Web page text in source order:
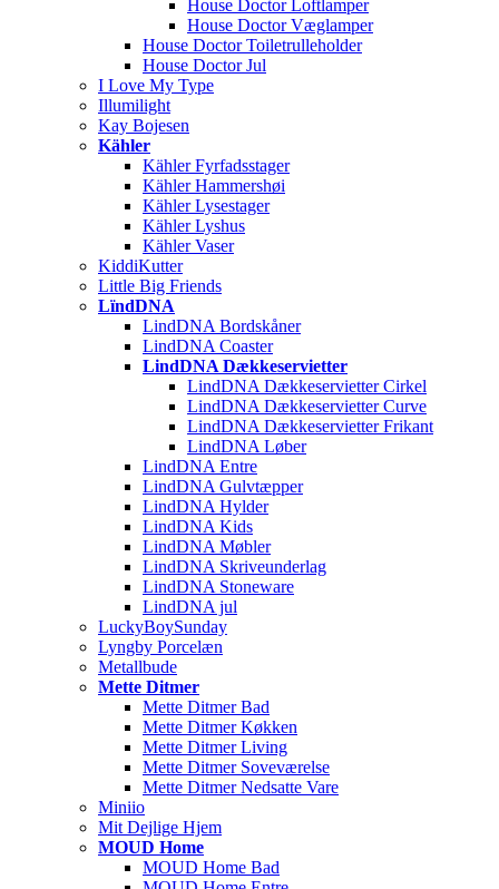
House Doctor Loftlamper
House Doctor Væglamper
House Doctor Toiletrulleholder
House Doctor Jul
I Love My Type
Illumilight
Kay Bojesen
Kähler
Kähler Fyrfadsstager
Kähler Hammershøi
Kähler Lysestager
Kähler Lyshus
Kähler Vaser
KiddiKutter
Little Big Friends
LïndDNA
LindDNA Bordskåner
LindDNA Coaster
LindDNA Dækkeservietter
LindDNA Dækkeservietter Cirkel
LindDNA Dækkeservietter Curve
LindDNA Dækkeservietter Frikant
LindDNA Løber
LindDNA Entre
LindDNA Gulvtæpper
LindDNA Hylder
LindDNA Kids
LindDNA Møbler
LindDNA Skriveunderlag
LindDNA Stoneware
LindDNA jul
LuckyBoySunday
Lyngby Porcelæn
Metallbude
Mette Ditmer
Mette Ditmer Bad
Mette Ditmer Køkken
Mette Ditmer Living
Mette Ditmer Soveværelse
Mette Ditmer Nedsatte Vare
Miniio
Mit Dejlige Hjem
MOUD Home
MOUD Home Bad